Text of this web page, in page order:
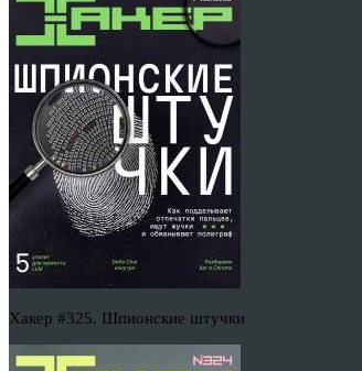
Хакер #325. Шпионские штучки